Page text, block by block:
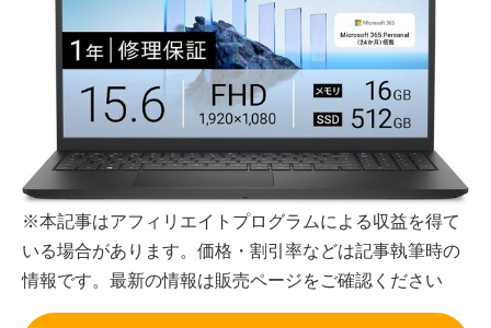
※本記事はアフィリエイトプログラムによる収益を得て
いる場合があります。価格・割引率などは記事執筆時の
情報です。最新の情報は販売ページをご確認ください